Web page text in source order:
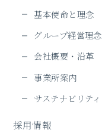
基本使命と理念
グループ経営理念
会社概要・沿革
事業所案内
サステナビリティ
採用情報